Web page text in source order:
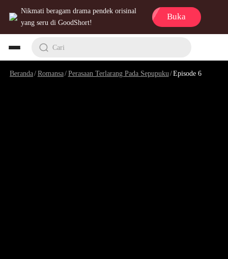
Nikmati beragam drama pendek orisinal
yang seru di GoodShort!
Buka
Cari
Beranda/Romansa/Perasaan Terlarang Pada Sepupuku/Episode 6